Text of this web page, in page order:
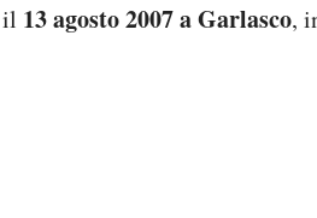
il 13 agosto 2007 a Garlasco,